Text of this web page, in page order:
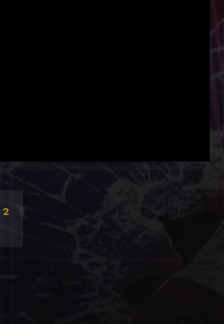
botón para desbloquear el
2